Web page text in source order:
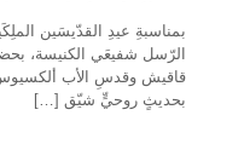
بمناسبةِ عيدِ القدّيسَين
الرّسل شفيعَي الكنيسة،
قاقيش وقدسِ الأب ألكسيوس
بحديثٍ روحيٍّ شيّق […]